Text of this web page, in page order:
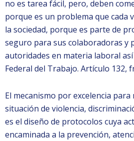
no es tarea fácil, pero, deben
porque es un problema que cada
la sociedad, porque es parte de
seguro para sus colaboradoras y
autoridades en materia laboral
Federal del Trabajo. Artículo 132,
El mecanismo por excelencia
situación de violencia,
es el diseño de protocolos cuya
encaminada a la prevención,